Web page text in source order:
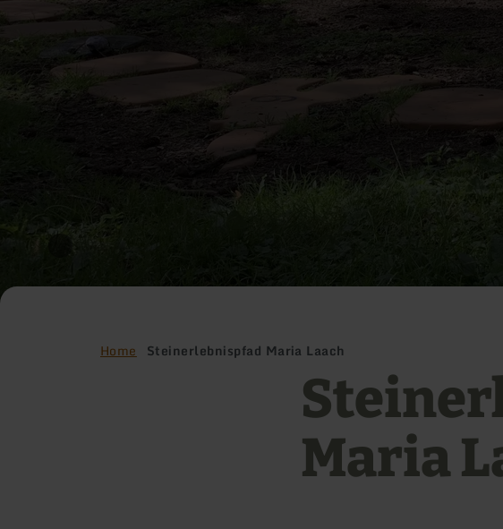
Home Steinerlebnispfad Maria Laach
Maria